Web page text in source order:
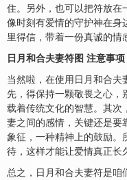
住。另外，也可以把符放在
像时刻有爱情的守护神在身
里得信，带着一份真诚的情
日月和合夫妻符图 注意事
当然啦，在使用日月和合夫
先，得保持一颗敬畏之心，
载着传统文化的智慧。其次
妻之间的感情，关键还是要
象征，一种精神上的鼓励。
待，这样才能让爱情真正长
总之，日月和合夫妻符是咱